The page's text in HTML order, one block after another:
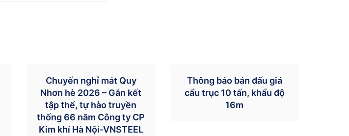
Chuyến nghỉ mát Quy
Nhơn hè 2026 – Gắn kết
tập thể, tự hào truyền
thống 66 năm Công ty CP
Kim khí Hà Nội-VNSTEEL
Thông báo bán đấu giá
cẩu trục 10 tấn, khẩu độ
16m